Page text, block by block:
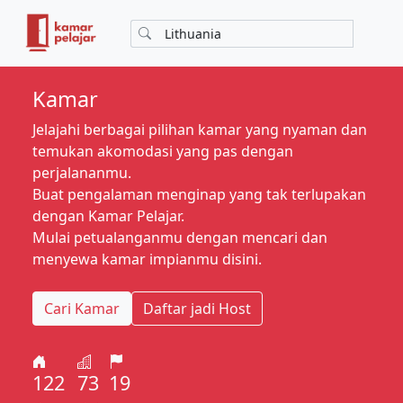
Kamar
Jelajahi berbagai pilihan kamar yang nyaman dan
temukan akomodasi yang pas dengan
perjalananmu.
Buat pengalaman menginap yang tak terlupakan
dengan Kamar Pelajar.
Mulai petualanganmu dengan mencari dan
menyewa kamar impianmu disini.
Cari Kamar Daftar jadi Host
122 73 19